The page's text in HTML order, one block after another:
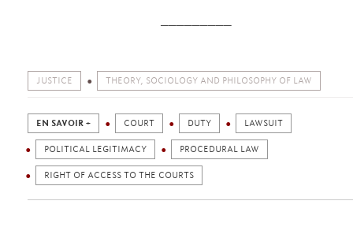
JUSTICE THEORY, SOCIOLOGY AND PHILOSOPHY OF LAW
EN SAVOIR + COURT DUTY LAWSUIT
POLITICAL LEGITIMACY PROCEDURAL LAW
RIGHT OF ACCESS TO THE COURTS